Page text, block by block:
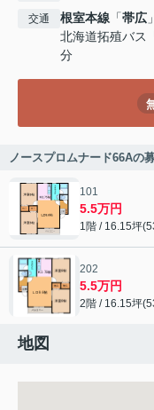
交通 根室本線 「帯広
北海道拓殖バス
分
ノースプロムナード66Aの
101
5.5万円
1階 / 16.15坪
202
5.5万円
2階 / 16.15坪
地図